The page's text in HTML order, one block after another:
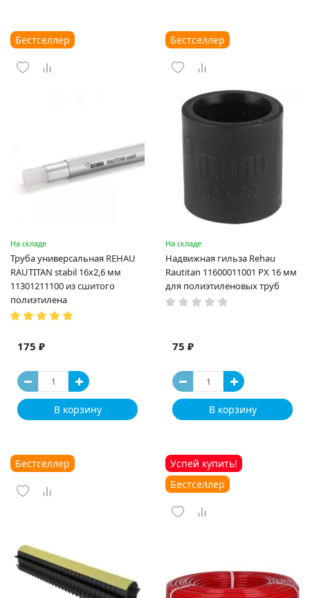
Бестселлер
На складе
Труба универсальная REHAU
RAUTITAN stabil 16х2,6 мм
11301211100 из сшитого
полиэтилена
175 ₽
В корзину
Бестселлер
На складе
Надвижная гильза Rehau
Rautitan 11600011001 PX 16 мм
для полиэтиленовых труб
75 ₽
В корзину
Бестселлер
Успей купить!
Бестселлер